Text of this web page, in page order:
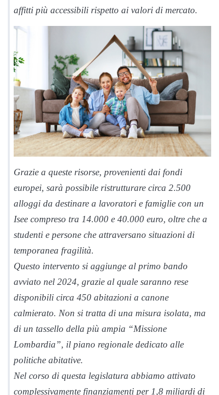
affitti più accessibili rispetto ai valori di mercato.
Grazie a queste risorse, provenienti dai fondi
europei, sarà possibile ristrutturare circa 2.500
alloggi da destinare a lavoratori e famiglie con un
Isee compreso tra 14.000 e 40.000 euro, oltre che a
studenti e persone che attraversano situazioni di
temporanea fragilità.
Questo intervento si aggiunge al primo bando
avviato nel 2024, grazie al quale saranno rese
disponibili circa 450 abitazioni a canone
calmierato. Non si tratta di una misura isolata, ma
di un tassello della più ampia “Missione
Lombardia”, il piano regionale dedicato alle
politiche abitative.
Nel corso di questa legislatura abbiamo attivato
complessivamente finanziamenti per 1,8 miliardi di